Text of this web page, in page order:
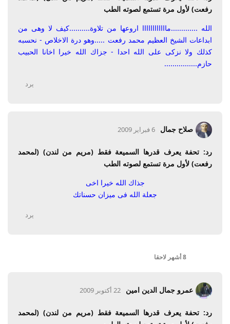
رفعت) لأول مرة تستمع لصوته الطب
الله .............ماااااااااااا اروعها من تلاوة..........كيف لا وهى من
ابداعات الشيخ العظيم محمد رفعت .....وهو درة الاخلاص - نحسبه
كذلك ولا نزكى على الله احدا - جزاك الله خيرا اخانا الحبيب
حازم................
يرد
صلاح جمال 6 فبراير 2009
رد: تحفة يعرف قدرها السميعة فقط (مريم من لندن) (لمحمد
رفعت) لأول مرة تستمع لصوته الطب
جذاك الله خيرا اخى
جعلة الله فى ميزان حسناتك
يرد
8 أشهر لاحقا
عمرو جمال الدين امين 22 أكتوبر 2009
رد: تحفة يعرف قدرها السميعة فقط (مريم من لندن) (لمحمد